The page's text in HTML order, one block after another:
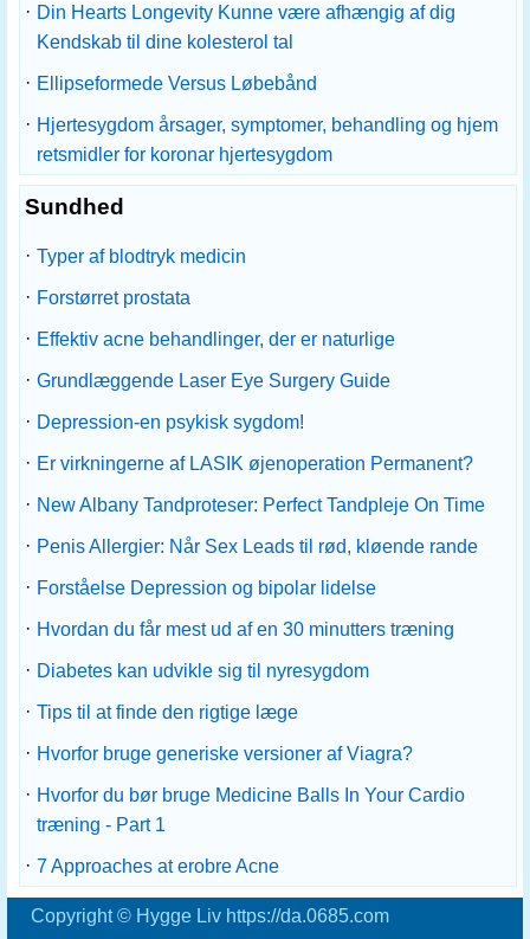
· Din Hearts Longevity Kunne være afhængig af dig
Kendskab til dine kolesterol tal
· Ellipseformede Versus Løbebånd
· Hjertesygdom årsager, symptomer, behandling og hjem
retsmidler for koronar hjertesygdom
Sundhed
· Typer af blodtryk medicin
· Forstørret prostata
· Effektiv acne behandlinger, der er naturlige
· Grundlæggende Laser Eye Surgery Guide
· Depression-en psykisk sygdom!
· Er virkningerne af LASIK øjenoperation Permanent?
· New Albany Tandproteser: Perfect Tandpleje On Time
· Penis Allergier: Når Sex Leads til rød, kløende rande
· Forståelse Depression og bipolar lidelse
· Hvordan du får mest ud af en 30 minutters træning
· Diabetes kan udvikle sig til nyresygdom
· Tips til at finde den rigtige læge
· Hvorfor bruge generiske versioner af Viagra?
· Hvorfor du bør bruge Medicine Balls In Your Cardio
træning - Part 1
· 7 Approaches at erobre Acne
Copyright © Hygge Liv https://da.0685.com